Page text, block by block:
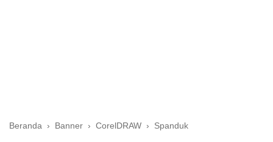
Beranda › Banner › CorelDRAW › Spanduk